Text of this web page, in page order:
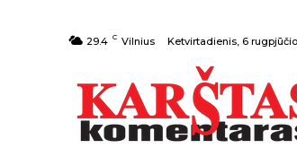
29.4 C Vilnius Ketvirtadienis, 6